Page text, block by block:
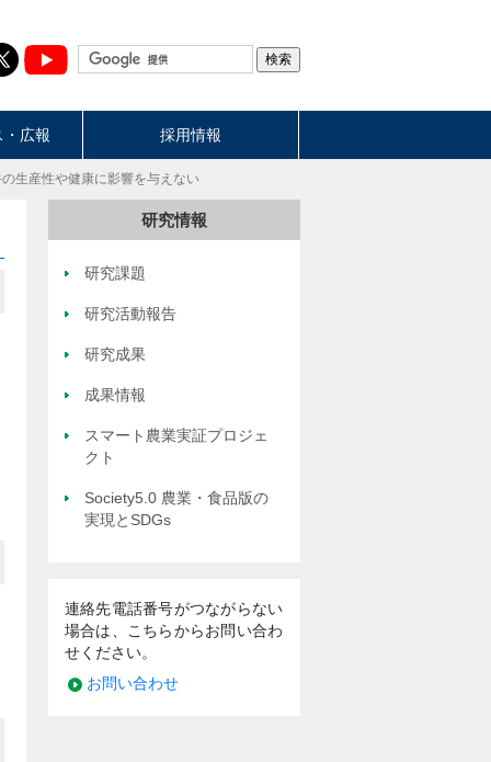
広報 採用情報
生産性や健康に影響を与えない
研究情報
研究課題
研究活動報告
研究成果
成果情報
スマート農業実証プロジェ
クト
Society5.0 農業・食品版の
実現とSDGs
連絡先電話番号がつながらない
場合は、こちらからお問い合わ
せください。
お問い合わせ